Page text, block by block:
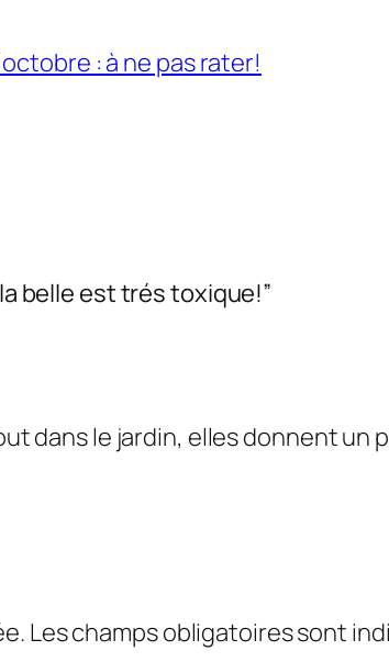
: à ne pas rater!
belle est trés toxique!”
dans le jardin, elles donnent un
Les champs obligatoires sont